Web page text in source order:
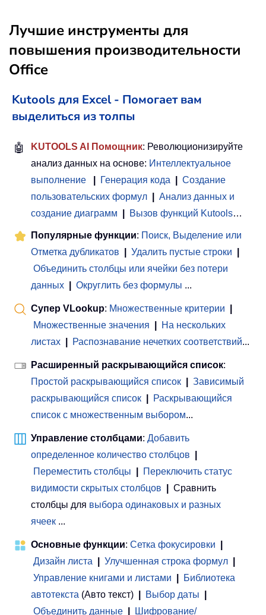
Лучшие инструменты для
повышения производительности
Office
Kutools для Excel - Помогает вам
выделиться из толпы
🤖 KUTOOLS AI Помощник: Революционизируйте
анализ данных на основе: Интеллектуальное
выполнение
Генерация кода
Создание
пользовательских формул
Анализ данных и
создание диаграмм
Вызов функций Kutools…
Популярные функции: Поиск, Выделение или
Отметка дубликатов
Удалить пустые строки
Объединить столбцы или ячейки без потери
данных
Округлить без формулы ...
Супер VLookup: Множественные критерии
Множественные значения
На нескольких
листах
Распознавание нечетких соответствий...
Расширенный раскрывающийся список:
Простой раскрывающийся список
Зависимый
раскрывающийся список
Раскрывающийся
список с множественным выбором...
Управление столбцами: Добавить
определенное количество столбцов
Переместить столбцы
Переключить статус
видимости скрытых столбцов
Сравнить
столбцы для выбора одинаковых и разных
ячеек ...
Основные функции: Сетка фокусировки
Дизайн листа
Улучшенная строка формул
Управление книгами и листами
Библиотека
автотекста (Авто текст) Выбор даты
Объединить данные
Шифрование/